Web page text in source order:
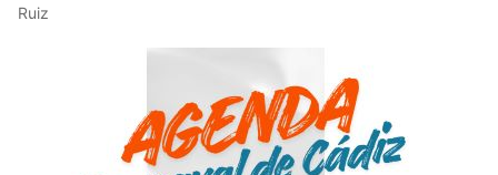
Ruiz